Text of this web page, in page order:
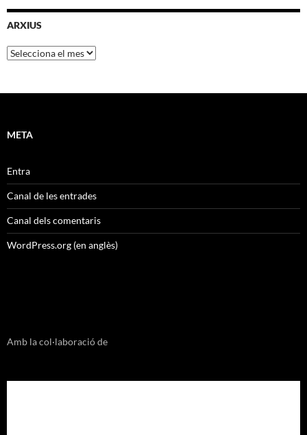
ARXIUS
Arxius
META
Entra
Canal de les entrades
Canal dels comentaris
WordPress.org (en anglès)
Amb la col·laboració de